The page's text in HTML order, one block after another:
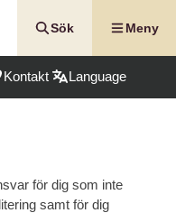
Sök Meny
Kontakt Language
för dig som inte
samt för dig